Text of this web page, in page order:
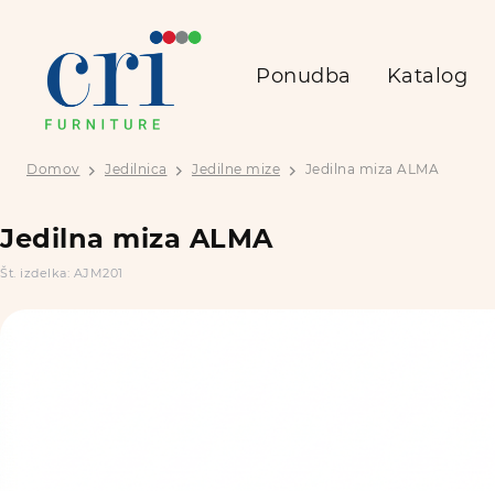
Ponudba Katalog
Domov Jedilnica Jedilne mize Jedilna miza ALMA
Jedilna miza ALMA
Št. izdelka: AJM201